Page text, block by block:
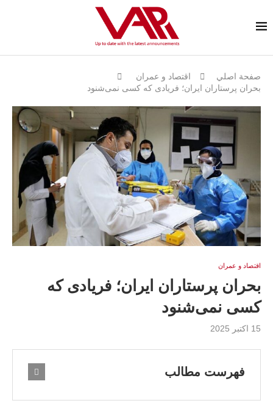
صفحة اصلي
اقتصاد و عمران
بحران پرستاران ایران؛ فریادی که کسی نمی‌شنود
اقتصاد و عمران
بحران پرستاران ایران؛ فریادی که
کسی نمی‌شنود
15 اکتبر 2025
فهرست مطالب